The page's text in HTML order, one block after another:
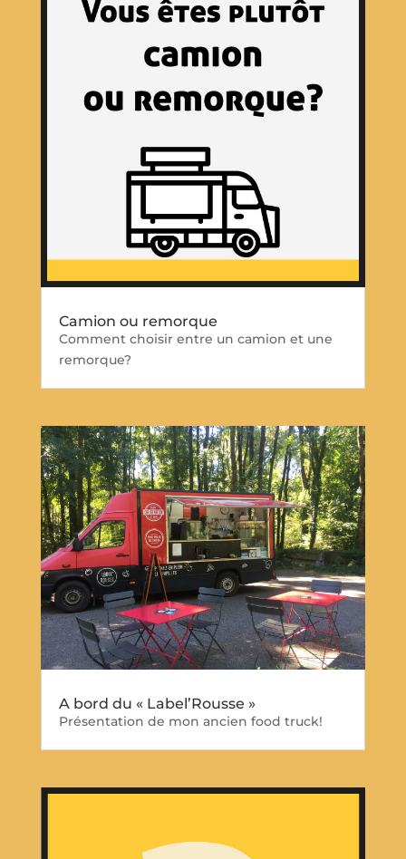
Camion ou remorque
Comment choisir entre un camion et une
remorque?
A bord du « Label’Rousse »
Présentation de mon ancien food truck!